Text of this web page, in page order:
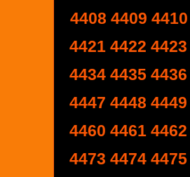
4408 4409 4410
4421 4422 4423
4434 4435 4436
4447 4448 4449
4460 4461 4462
4473 4474 4475